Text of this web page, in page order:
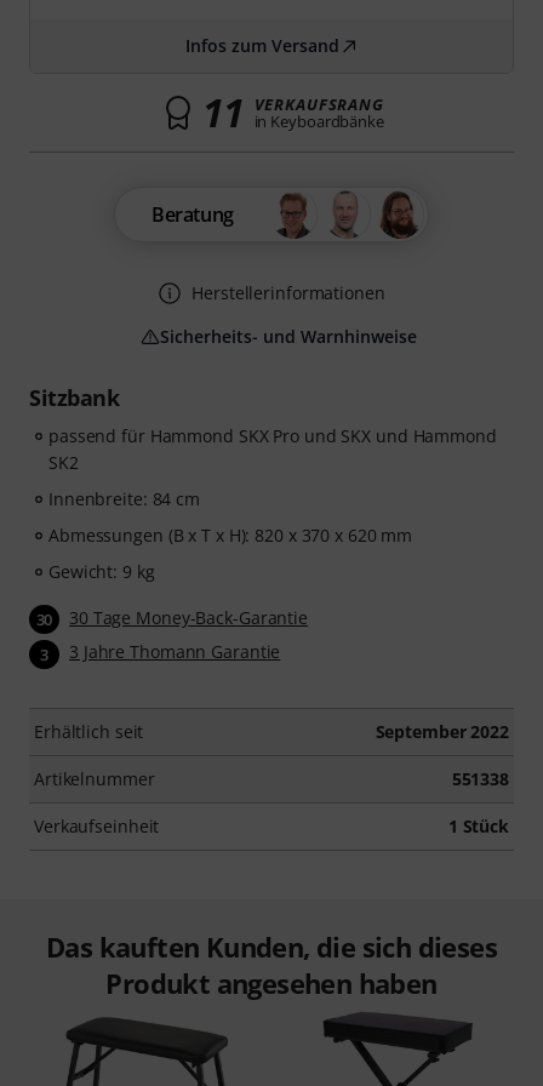
Sitzbank
passend für Hammond SKX Pro und SKX und Hammond
SK2
Innenbreite: 84 cm
Abmessungen (B x T x H): 820 x 370 x 620 mm
Gewicht: 9 kg
30 30 Tage Money-Back-Garantie
3 3 Jahre Thomann Garantie
Erhältlich seit September 2022
Artikelnummer 551338
Verkaufseinheit 1 Stück
Infos zum Versand
11 VERKAUFSRANG
in Keyboardbänke
Beratung
Herstellerinformationen
Sicherheits- und Warnhinweise
Das kauften Kunden, die sich dieses
Produkt angesehen haben